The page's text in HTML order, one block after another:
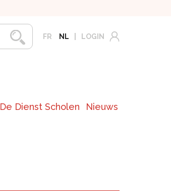
FR NL LOGIN
De Dienst Scholen Nieuws